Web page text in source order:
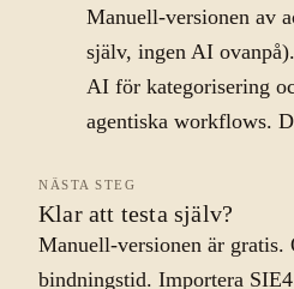
Manuell-versionen av
själv, ingen AI
AI för kategorisering
agentiska workflows.
NÄSTA STEG
Klar att testa själv?
Manuell-versionen är gratis.
bindningstid. Importera